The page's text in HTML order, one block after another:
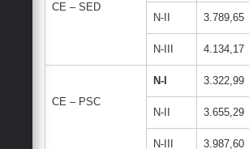
CE – SED
N-II 3.789,65
N-III 4.134,17
CE – PSC
N-I 3.322,99
N-II 3.655,29
N-III 3.987,60